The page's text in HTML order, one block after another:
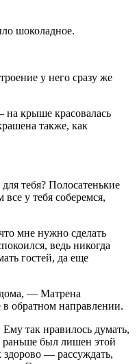
шоколадное.
у него сразу же
крыше красовалась
также, как
тебя? Полосатенькие
у тебя соберемся,
мне нужно сделать
ведь никогда
гостей, да еще
— Матрена
обратном направлении.
Ему так нравилось думать,
раньше был лишен этой
здорово — рассуждать,